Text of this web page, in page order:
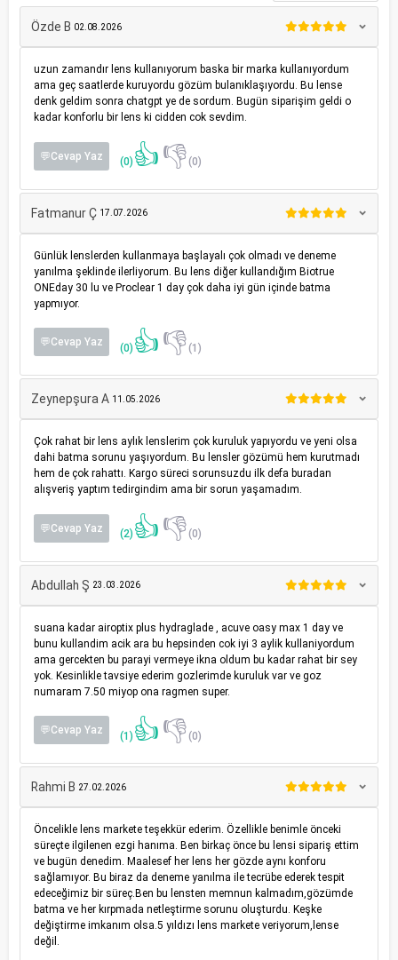
Özde B 02.08.2026
uzun zamandır lens kullanıyorum baska bir marka kullanıyordum
ama geç saatlerde kuruyordu gözüm bulanıklaşıyordu. Bu lense
denk geldim sonra chatgpt ye de sordum. Bugün siparişim geldi o
kadar konforlu bir lens ki cidden cok sevdim.
💬Cevap Yaz (0) 👍👎(0)
Fatmanur Ç 17.07.2026
Günlük lenslerden kullanmaya başlayalı çok olmadı ve deneme
yanılma şeklinde ilerliyorum. Bu lens diğer kullandığım Biotrue
ONEday 30 lu ve Proclear 1 day çok daha iyi gün içinde batma
yapmıyor.
💬Cevap Yaz (0) 👍👎(1)
Zeynepşura A 11.05.2026
Çok rahat bir lens aylık lenslerim çok kuruluk yapıyordu ve yeni olsa
dahi batma sorunu yaşıyordum. Bu lensler gözümü hem kurutmadı
hem de çok rahattı. Kargo süreci sorunsuzdu ilk defa buradan
alışveriş yaptım tedirgindim ama bir sorun yaşamadım.
💬Cevap Yaz (2) 👍👎(0)
Abdullah Ş 23.03.2026
suana kadar airoptix plus hydraglade , acuve oasy max 1 day ve
bunu kullandim acik ara bu hepsinden cok iyi 3 aylik kullaniyordum
ama gercekten bu parayi vermeye ikna oldum bu kadar rahat bir sey
yok. Kesinlikle tavsiye ederim gozlerimde kuruluk var ve goz
numaram 7.50 miyop ona ragmen super.
💬Cevap Yaz (1) 👍👎(0)
Rahmi B 27.02.2026
Öncelikle lens markete teşekkür ederim. Özellikle benimle önceki
süreçte ilgilenen ezgi hanıma. Ben birkaç önce bu lensi sipariş ettim
ve bugün denedim. Maalesef her lens her gözde aynı konforu
sağlamıyor. Bu biraz da deneme yanılma ile tecrübe ederek tespit
edeceğimiz bir süreç.Ben bu lensten memnun kalmadım,gözümde
batma ve her kırpmada netleştirme sorunu oluşturdu. Keşke
değiştirme imkanım olsa.5 yıldızı lens markete veriyorum,lense
değil.